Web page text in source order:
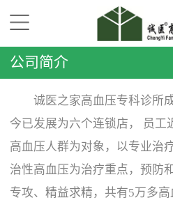
公司简介
诚医之家高血压专科诊所
今已发展为六个连锁店， 员工
高血压人群为对象，以专业治
治性高血压为治疗重点，预防
专攻、精益求精，共有5万多